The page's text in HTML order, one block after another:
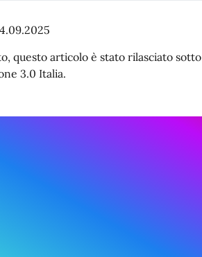
questo articolo è stato rilasciato sotto
3.0 Italia.